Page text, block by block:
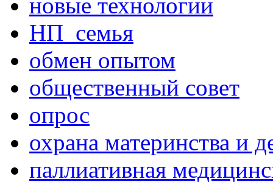
НП_семья
обмен опытом
общественный совет
опрос
охрана материнства и
паллиативная